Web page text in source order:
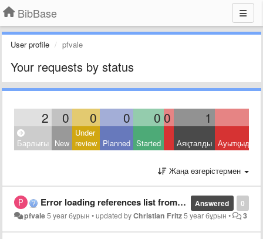
BibBase
User profile pfvale
Your requests by status
2 0 0 0 0 0 1
Барлығы New
Under
review Planned Started Аяқталды Ауытқыды
Жаңа өзгерістермен
0
Answered
Error loading references list from Zotero.
pfvale5 year бұрын •updated byChristian Fritz5 year бұрын • 3